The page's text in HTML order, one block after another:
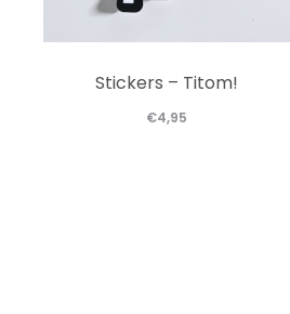
Stickers – Titom!
€4,95